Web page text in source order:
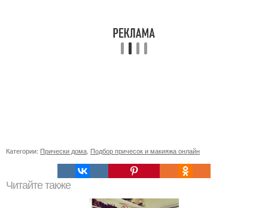
Категории: Прически дома Подбор причесок и макияжа онлайн
Читайте также